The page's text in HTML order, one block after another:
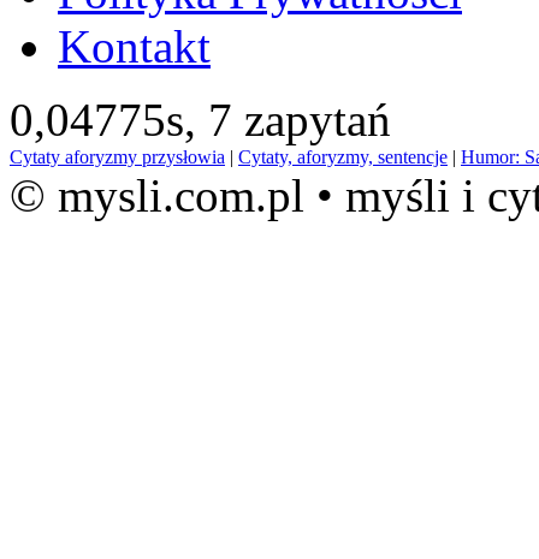
Kontakt
0,04775s, 7 zapytań
Cytaty aforyzmy przysłowia | Cytaty, aforyzmy, sentencje | Humor:
© mysli.com.pl • myśli i